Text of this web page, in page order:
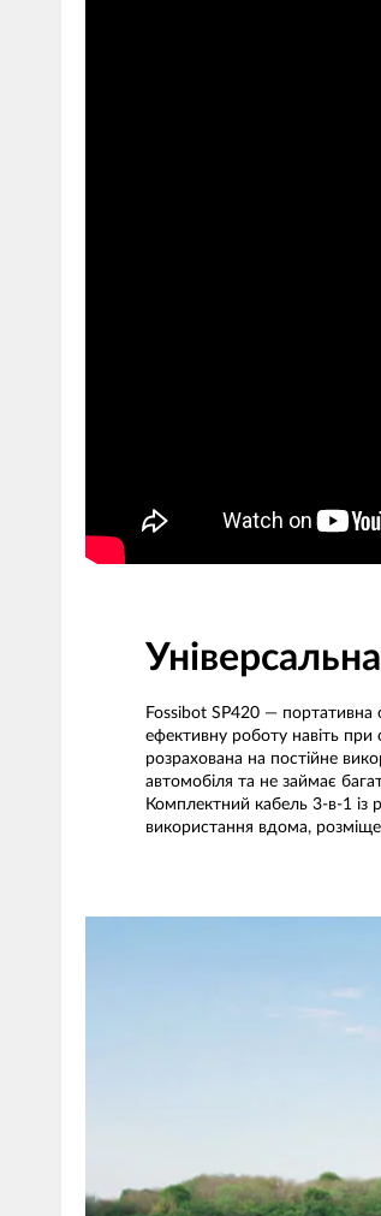
Fossibot SP420 — портативна
ефективну роботу навіть при
розрахована на постійне
автомобіля та не займає
Комплектний кабель 3-в-1 із
використання вдома,